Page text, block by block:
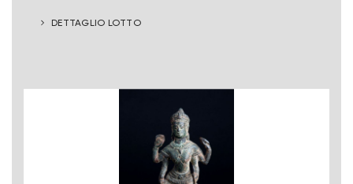
DETTAGLIO LOTTO